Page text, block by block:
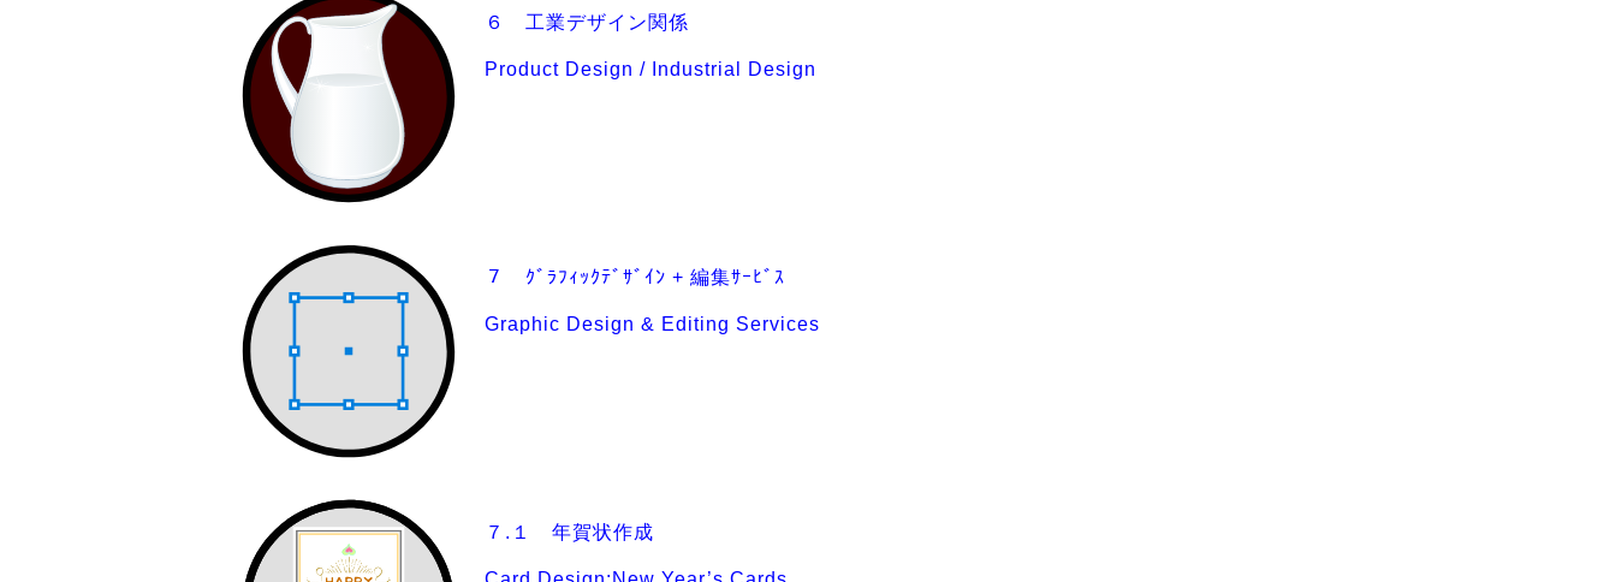
６ 工業デザイン関係
Product Design / Industrial Design
７ ｸﾞﾗﾌｨｯｸﾃﾞｻﾞｲﾝ + 編集ｻｰﾋﾞｽ
Graphic Design & Editing Services
７.１ 年賀状作成